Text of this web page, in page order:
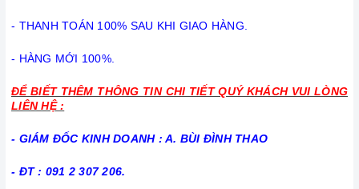
- THANH TOÁN 100% SAU KHI GIAO HÀNG.
- HÀNG MỚI 100%.
ĐỂ BIẾT THÊM THÔNG TIN CHI TIẾT QUÝ KHÁCH VUI LÒNG
LIÊN HỆ :
- GIÁM ĐỐC KINH DOANH : A. BÙI ĐÌNH THAO
- ĐT : 091 2 307 206.